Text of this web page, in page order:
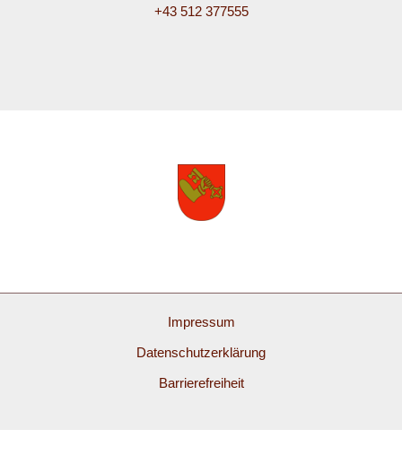
+43 512 377555
Impressum
Datenschutzerklärung
Barrierefreiheit